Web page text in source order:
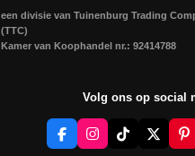
een divisie van Tuinenburg Trading
(TTC)
Kamer van Koophandel nr.: 92414788
Volg ons op social
F
a
I
n
T
X
P
i